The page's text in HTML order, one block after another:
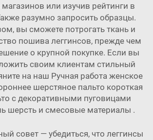
или изучив рейтинги в
разумно запросить образцы.
вы сможете потрогать ткань и
пошива леггинсов, прежде чем
о крупной покупке. Если вы
своим клиентам стильный
на наш Ручная работа женское
шерстяное пальто короткая
с декоративными пуговицами
шерсть и смесовые материалы .
совет — убедиться, что леггинсы